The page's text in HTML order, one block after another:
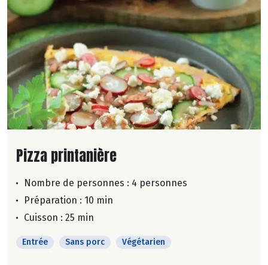
Lire la suite de la recette
Pizza printanière
Nombre de personnes : 4 personnes
Préparation : 10 min
Cuisson : 25 min
Entrée Sans porc Végétarien